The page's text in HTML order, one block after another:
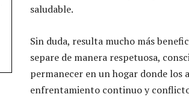
saludable.
Sin duda, resulta mucho más
separe de manera respetuosa,
permanecer en un hogar donde los
enfrentamiento continuo y